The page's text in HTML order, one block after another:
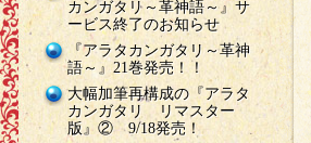
カンガタリ～革神語～』サ
ービス終了のお知らせ
『アラタカンガタリ～革神
語～』21巻発売！！
大幅加筆再構成の『アラタ
カンガタリ リマスター
版』② 9/18発売！